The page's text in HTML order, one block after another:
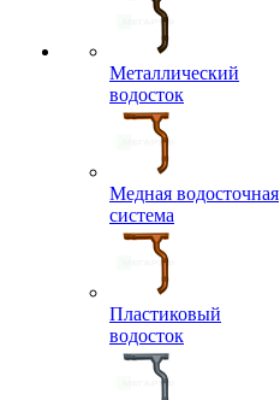
Металлический
водосток
Медная водосточная
система
Пластиковый
водосток